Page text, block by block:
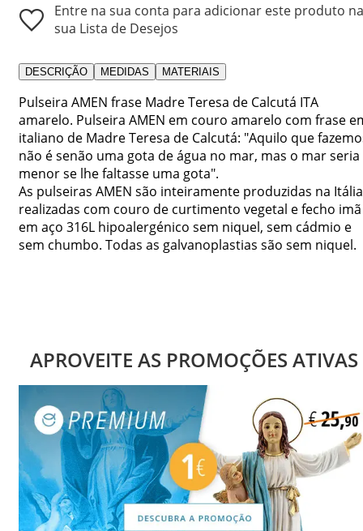
Entre na sua conta para adicionar este produto na
sua Lista de Desejos
DESCRIÇÃO MEDIDAS MATERIAIS
Pulseira AMEN frase Madre Teresa de Calcutá ITA
amarelo. Pulseira AMEN em couro amarelo com frase
italiano de Madre Teresa de Calcutá: "Aquilo que
não é senão uma gota de água no mar, mas o mar seria
menor se lhe faltasse uma gota".
As pulseiras AMEN são inteiramente produzidas na
realizadas com couro de curtimento vegetal e fecho imã
em aço 316L hipoalergénico sem niquel, sem cádmio e
sem chumbo. Todas as galvanoplastias são sem niquel.
APROVEITE AS PROMOÇÕES ATIVAS